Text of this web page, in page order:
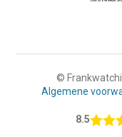
©
Algemene
8.5